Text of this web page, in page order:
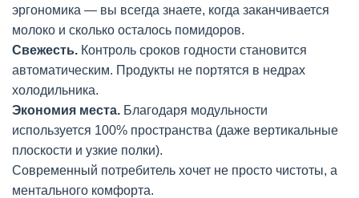
эргономика — вы всегда знаете, когда заканчивается
молоко и сколько осталось помидоров.
Свежесть. Контроль сроков годности становится
автоматическим. Продукты не портятся в недрах
холодильника.
Экономия места. Благодаря модульности
используется 100% пространства (даже вертикальные
плоскости и узкие полки).
Современный потребитель хочет не просто чистоты, а
ментального комфорта.